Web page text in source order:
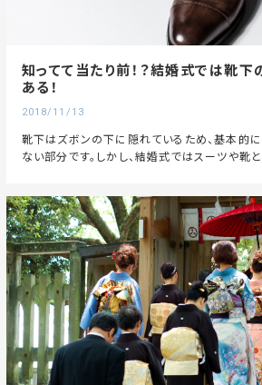
知ってて当たり前！？結婚式では靴
ある！
2018/11/13
靴下はズボンの下に隠れているため、基本的
ない部分です。しかし、結婚式ではスーツや靴と